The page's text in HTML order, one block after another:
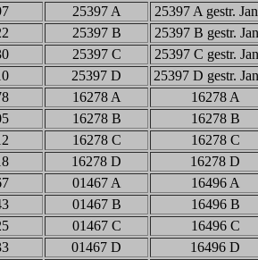
25397 A
25397 A gestr.
25397 B
25397 B gestr.
25397 C
25397 C gestr.
25397 D
25397 D gestr.
16278 A
16278 A
16278 B
16278 B
16278 C
16278 C
16278 D
16278 D
01467 A
16496 A
01467 B
16496 B
01467 C
16496 C
01467 D
16496 D